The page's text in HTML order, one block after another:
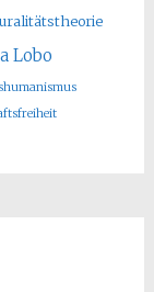
Lobo